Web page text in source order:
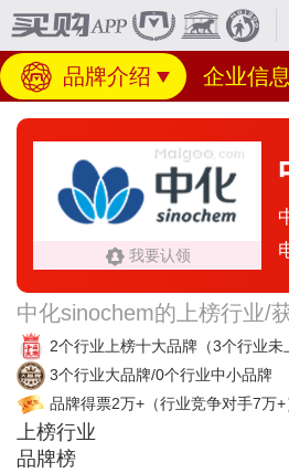
品牌介绍 企业信息
我要认领
中化sinochem的上榜行业/
2个行业上榜十大品牌 （3个行业未
3个行业大品牌/0个行业中小品牌
品牌得票2万+ （行业竞争对手7万+
上榜行业
品牌榜